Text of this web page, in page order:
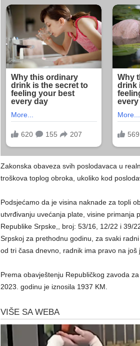
Zakonska obaveza svih poslodavaca u
troškova toplog obroka, ukoliko kod
Podsjećamo da je visina naknade za topli
utvrđivanju uvećanja plate, visine primanja
Republike Srpske,, broj: 53/16, 12/22 i 39/
Srpskoj za prethodnu godinu, za svaki
od tri časa dnevno, radnik ima pravo na još
Prema obavještenju Republičkog zavoda
2023. godinu je iznosila 1937 KM.